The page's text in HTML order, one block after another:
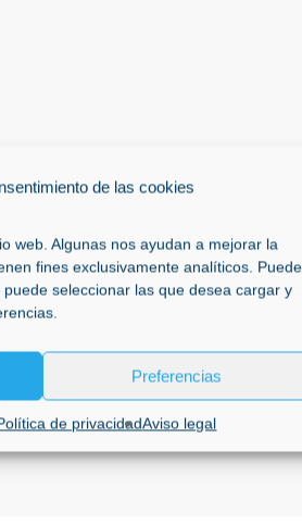
de las cookies
web. Algunas nos ayudan a mejorar la
fines exclusivamente analíticos. Puede
seleccionar las que desea cargar y
Preferencias
de privacidadAviso legal